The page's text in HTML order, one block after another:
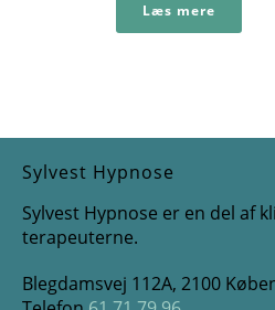
Læs mere
Sylvest Hypnose
Sylvest Hypnose er en del af
terapeuterne.
Blegdamsvej 112A, 2100